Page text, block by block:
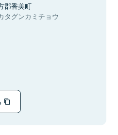
郡香美町
タグンカミチョウ